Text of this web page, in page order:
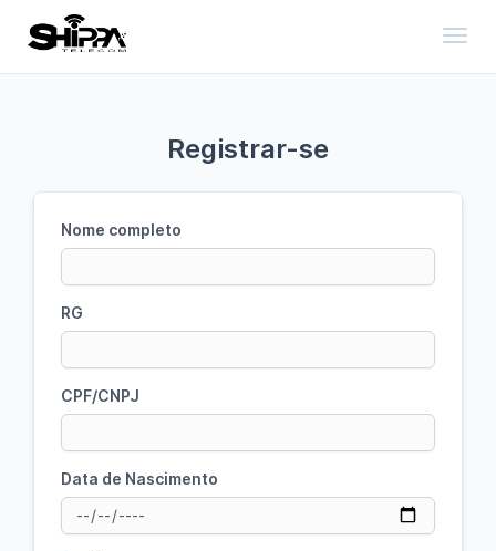
Registrar-se
Nome completo
RG
CPF/CNPJ
Data de Nascimento